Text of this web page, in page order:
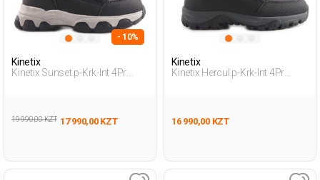
- 10%
Kinetix
Kinetix Sunset.p-Krk-Int 4Pr
19 990,00 KZT 17 990,00 KZT
Kinetix
Kinetix Hercul.p-Krk-Int 4Pr
16 990,00 KZT